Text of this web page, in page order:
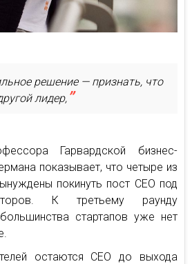
решение — признать, что
лидер,
Гарвардской бизнес-
показывает, что четыре из
покинуть пост CEO под
К третьему раунду
стартапов уже нет
остаются CEO до выхода